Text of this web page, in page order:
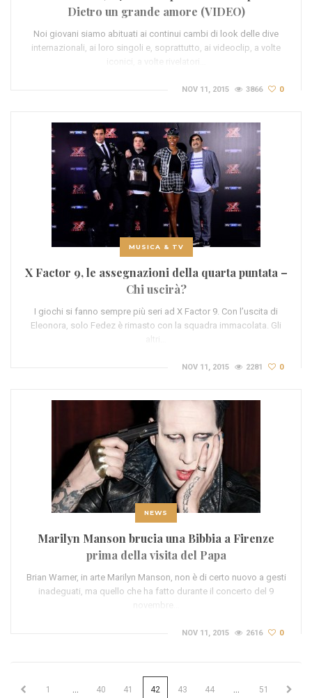
Dietro un grande amore (VIDEO)
Noi giovani siamo abituati ai continui cambi di look delle dive
internazionali, ai loro singoli e, soprattutto, ai videoclip, a volte
iconici, a volte rivelatori…
NOV 11, 2015 3866 0
MUSICA & TV
X Factor 9, le assegnazioni della quarta puntata –
Chi uscirà?
I giochi si fanno sempre più seri ad X Factor 9. Con l’uscita di
Eleonora, solo Fedez è rimasto con la squadra immacolata. Gli
altri…
NOV 11, 2015 2281 0
NEWS
Marilyn Manson brucia una Bibbia a Firenze
prima della visita del Papa
Brian Warner, in arte Marilyn Manson, non è di certo nuovo a gesti
inadeguati, ma quello che ha fatto durante il concerto del 9
NOV 11, 2015 2616 0
1 40 41 42 43 44 51